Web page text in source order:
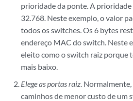
prioridade da ponte. A
32.768. Neste exemplo, o valor
todos os switches. Os 6 bytes
endereço MAC do switch. Neste
eleito como o switch raiz porque
mais baixo.
Elege as portas raiz. Normalmente,
caminhos de menor custo de um